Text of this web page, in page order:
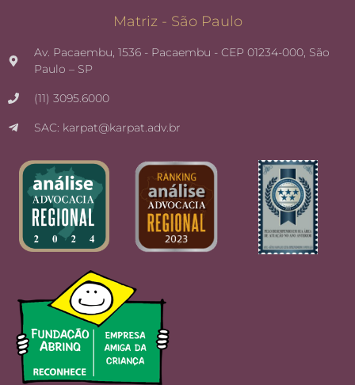
Matriz - São Paulo
Av. Pacaembu, 1536 - Pacaembu - CEP 01234-000, São
Paulo – SP
(11) 3095.6000
SAC: karpat@karpat.adv.br